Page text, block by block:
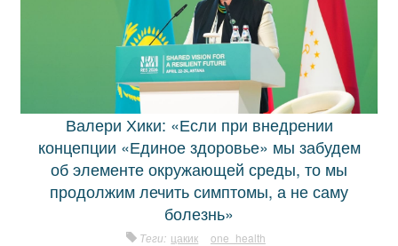
Валери Хики: «Если при внедрении
концепции «Единое здоровье» мы забудем
об элементе окружающей среды, то мы
продолжим лечить симптомы, а не саму
болезнь»
Теги: цакик one_health